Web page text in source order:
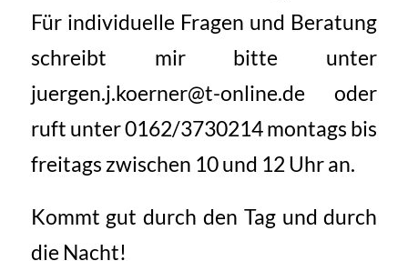
Für individuelle Fragen und Beratung
schreibt mir bitte unter
juergen.j.koerner@t-online.de oder
ruft unter 0162/3730214 montags bis
freitags zwischen 10 und 12 Uhr an.
Kommt gut durch den Tag und durch
die Nacht!